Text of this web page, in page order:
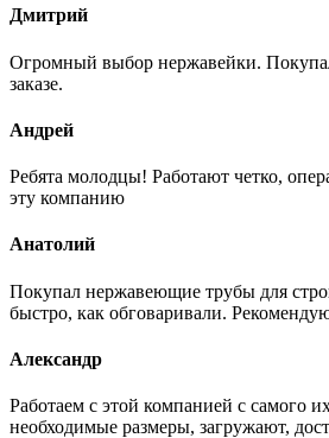
Дмитрий
Огромный выбор нержавейки.
заказе.
Андрей
Ребята молодцы! Работают четко,
эту компанию
Анатолий
Покупал нержавеющие трубы для
быстро, как обговаривали.
Александр
Работаем с этой компанией с самого
необходимые размеры, загружают,